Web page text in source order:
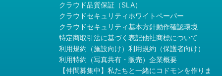
クラウド品質保証（SLA）
クラウドセキュリティホワイトペーパー
クラウドセキュリティ基本方針動作確認環境
特定商取引法に基づく表記他社商標について
利用規約（施設向け） 利用規約（保護者向け）
利用特約（写真共有・販売） 企業概要
【仲間募集中】私たちと一緒にコドモンを作りま